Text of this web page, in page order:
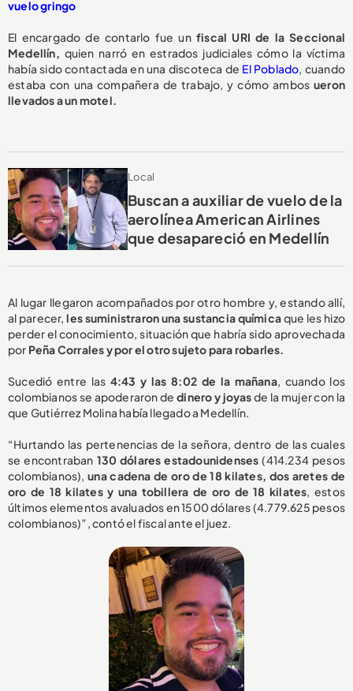
vuelo gringo
El encargado de contarlo fue unfiscal URI de la Seccional
Medellín, quien narró en estrados judiciales cómo la víctima
había sido contactada en una discoteca de El Poblado, cuando
estaba con una compañera de trabajo, y cómo ambos ueron
llevados a un motel.
Local
Buscan a auxiliar de vuelo de la
aerolínea American Airlines
que desapareció en Medellín
Al lugar llegaron acompañados por otro hombre y, estando allí,
al parecer,les suministraron una sustancia químicaque les hizo
perder el conocimiento, situación que habría sido aprovechada
por Peña Corrales y por el otro sujeto para robarles.
Sucedió entre las 4:43 y las 8:02 de la mañana, cuando los
colombianos se apoderaron dedinero y joyasde la mujer con la
que Gutiérrez Molina había llegado a Medellín.
“Hurtando las pertenencias de la señora, dentro de las cuales
se encontraban 130 dólares estadounidenses (414.234 pesos
colombianos),una cadena de oro de 18 kilates, dos aretes de
oro de 18 kilates y una tobillera de oro de 18 kilates, estos
últimos elementos avaluados en 1500 dólares (4.779.625 pesos
colombianos)”, contó el fiscal ante el juez.